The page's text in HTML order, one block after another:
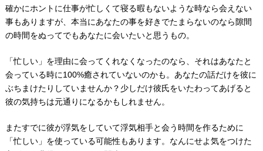
確かにホントに仕事が忙しくて寝る暇もないような時なら会えない
事もありますが、本当にあなたの事を好きでたまらないのなら隙間
の時間をぬってでもあなたに会いたいと思うもの。
「忙しい」を理由に会ってくれなくなったのなら、それはあなたと
会っている時に100%癒されていないのかも。あなたの話だけを彼に
ぶちまけたりしていませんか？少しだけ彼氏をいたわってあげると
彼の気持ちは元通りになるかもしれません。
またすでに彼が浮気をしていて浮気相手と会う時間を作るために
「忙しい」を使っている可能性もあります。なんにせよ気をつけた